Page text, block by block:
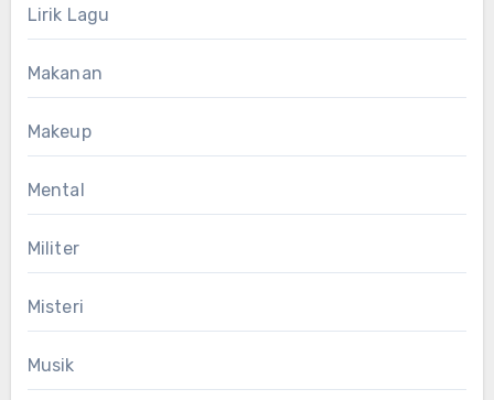
Lirik Lagu
Makanan
Makeup
Mental
Militer
Misteri
Musik